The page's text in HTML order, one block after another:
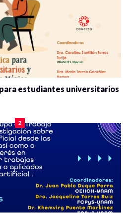
estudiantes universitarios
2